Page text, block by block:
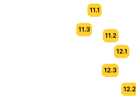
11.3
11.1
11.2
12.1
12.2
12.3